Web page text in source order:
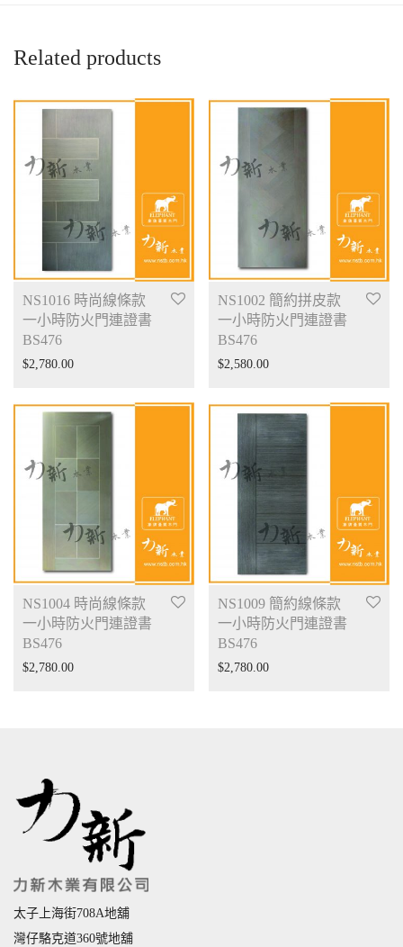
Related products
NS1016 時尚線條款
一小時防火門連證書
BS476
$2,780.00
NS1002 簡約拼皮款
一小時防火門連證書
BS476
$2,580.00
NS1004 時尚線條款
一小時防火門連證書
BS476
$2,780.00
NS1009 簡約線條款
一小時防火門連證書
BS476
$2,780.00
太子上海街708A地舖
灣仔駱克道360號地舖